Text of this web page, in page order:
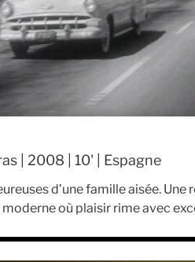
| 2008 | 10' | Espagne
d’une famille aisée. Une
où plaisir rime avec